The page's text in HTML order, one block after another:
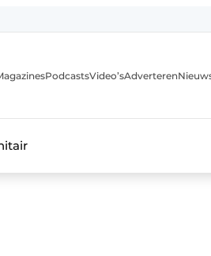
PodcastsVideo’sAdverteren